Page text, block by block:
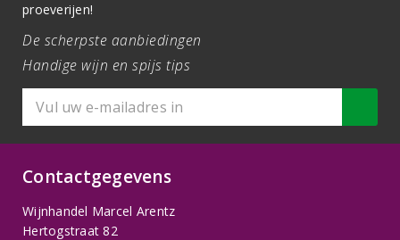
proeverijen!
De scherpste aanbiedingen
Handige wijn en spijs tips
Contactgegevens
Wijnhandel Marcel Arentz
Hertogstraat 82